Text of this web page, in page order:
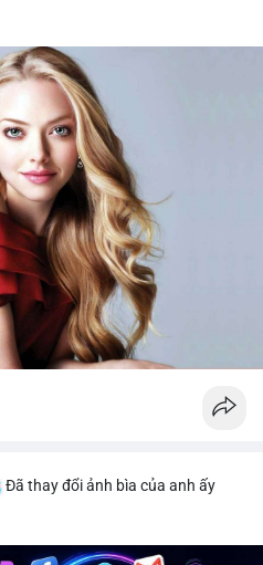
Đã thay đổi ảnh bìa của anh ấy